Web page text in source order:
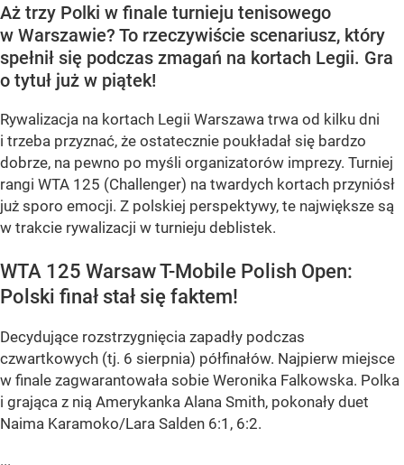
Aż trzy Polki w finale turnieju tenisowego
w Warszawie? To rzeczywiście scenariusz, który
spełnił się podczas zmagań na kortach Legii. Gra
o tytuł już w piątek!
Rywalizacja na kortach Legii Warszawa trwa od kilku dni
i trzeba przyznać, że ostatecznie poukładał się bardzo
dobrze, na pewno po myśli organizatorów imprezy. Turniej
rangi WTA 125 (Challenger) na twardych kortach przyniósł
już sporo emocji. Z polskiej perspektywy, te największe są
w trakcie rywalizacji w turnieju deblistek.
WTA 125 Warsaw T-Mobile Polish Open:
Polski finał stał się faktem!
Decydujące rozstrzygnięcia zapadły podczas
czwartkowych (tj. 6 sierpnia) półfinałów. Najpierw miejsce
w finale zagwarantowała sobie Weronika Falkowska. Polka
i grająca z nią Amerykanka Alana Smith, pokonały duet
Naima Karamoko/Lara Salden 6:1, 6:2.
...